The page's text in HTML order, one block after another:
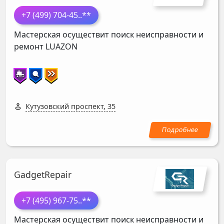
+7 (499) 704-45..**
Мастерская осуществит поиск неисправности и
ремонт LUAZON
Кутузовский проспект, 35
GadgetRepair
+7 (495) 967-75..**
Мастерская осуществит поиск неисправности и